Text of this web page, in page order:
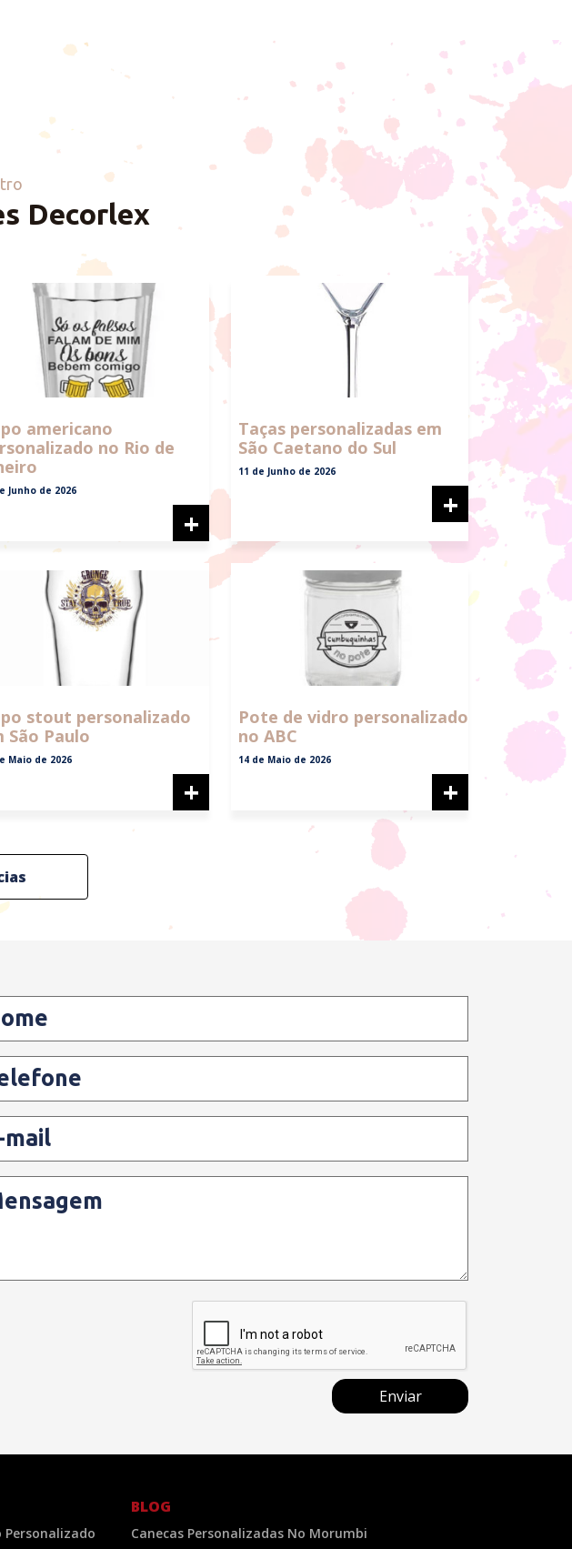
Decorlex
americano
no Rio de
Junho de 2026
+
Taças personalizadas em
São Caetano do Sul
11 de Junho de 2026
+
stout personalizado
São Paulo
Maio de 2026
+
Pote de vidro personalizado
no ABC
14 de Maio de 2026
+
Enviar
Personalizado
BLOG
Canecas Personalizadas No Morumbi